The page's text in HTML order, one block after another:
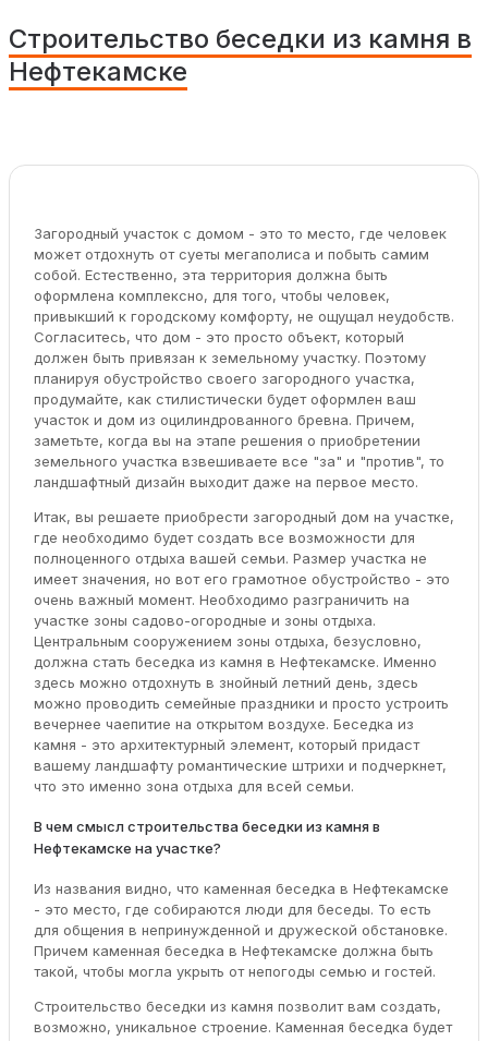
Строительство беседки из камня в
Нефтекамске
Загородный участок с домом - это то место, где человек
может отдохнуть от суеты мегаполиса и побыть самим
собой. Естественно, эта территория должна быть
оформлена комплексно, для того, чтобы человек,
привыкший к городскому комфорту, не ощущал неудобств.
Согласитесь, что дом - это просто объект, который
должен быть привязан к земельному участку. Поэтому
планируя обустройство своего загородного участка,
продумайте, как стилистически будет оформлен ваш
участок и дом из оцилиндрованного бревна. Причем,
заметьте, когда вы на этапе решения о приобретении
земельного участка взвешиваете все "за" и "против", то
ландшафтный дизайн выходит даже на первое место.
Итак, вы решаете приобрести загородный дом на участке,
где необходимо будет создать все возможности для
полноценного отдыха вашей семьи. Размер участка не
имеет значения, но вот его грамотное обустройство - это
очень важный момент. Необходимо разграничить на
участке зоны садово-огородные и зоны отдыха.
Центральным сооружением зоны отдыха, безусловно,
должна стать беседка из камня в Нефтекамске. Именно
здесь можно отдохнуть в знойный летний день, здесь
можно проводить семейные праздники и просто устроить
вечернее чаепитие на открытом воздухе. Беседка из
камня - это архитектурный элемент, который придаст
вашему ландшафту романтические штрихи и подчеркнет,
что это именно зона отдыха для всей семьи.
В чем смысл строительства беседки из камня в
Нефтекамске на участке?
Из названия видно, что каменная беседка в Нефтекамске
- это место, где собираются люди для беседы. То есть
для общения в непринужденной и дружеской обстановке.
Причем каменная беседка в Нефтекамске должна быть
такой, чтобы могла укрыть от непогоды семью и гостей.
Строительство беседки из камня позволит вам создать,
возможно, уникальное строение. Каменная беседка будет